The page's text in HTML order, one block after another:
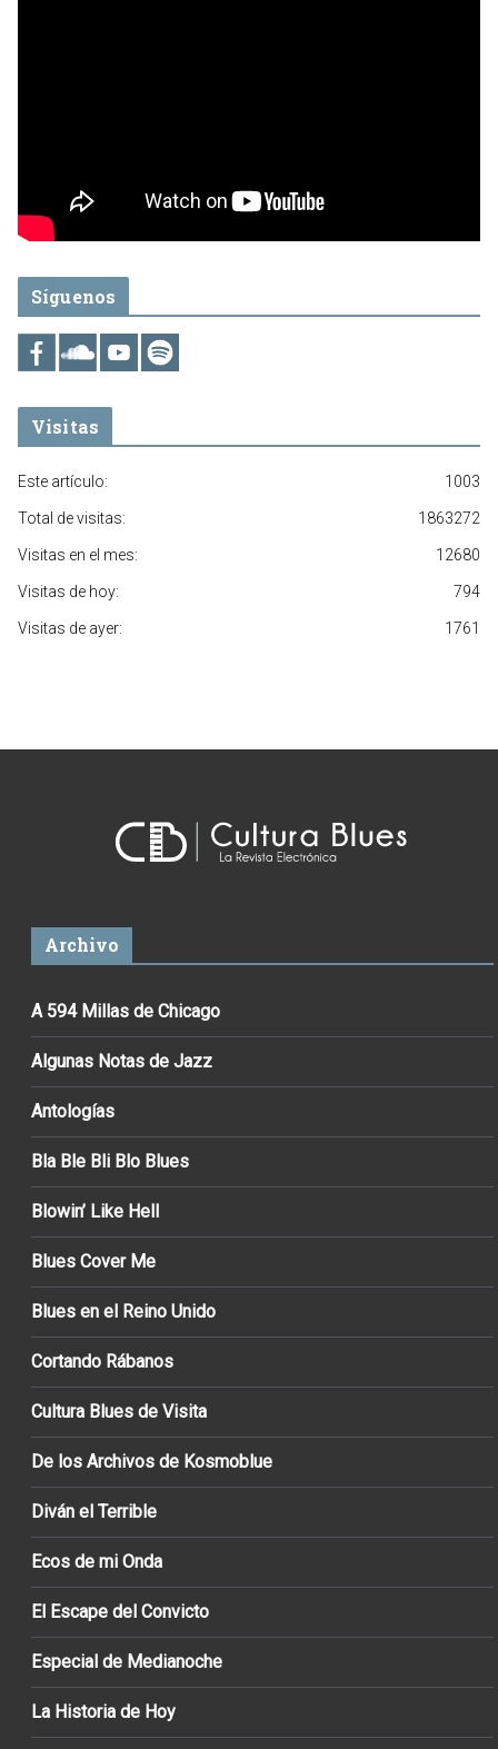
Síguenos
Visitas
1003
Este artículo:
1863272
Total de visitas:
12680
Visitas en el mes:
794
Visitas de hoy:
1761
Visitas de ayer:
Archivo
A 594 Millas de Chicago
Algunas Notas de Jazz
Antologías
Bla Ble Bli Blo Blues
Blowin’ Like Hell
Blues Cover Me
Blues en el Reino Unido
Cortando Rábanos
Cultura Blues de Visita
De los Archivos de Kosmoblue
Diván el Terrible
Ecos de mi Onda
El Escape del Convicto
Especial de Medianoche
La Historia de Hoy